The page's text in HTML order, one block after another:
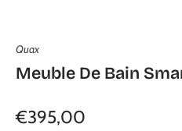
Quax
Meuble De Bain
€395,00